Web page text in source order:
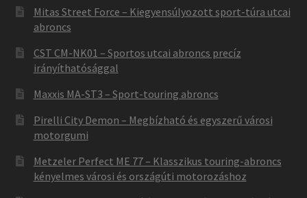
Mitas Street Force – Kiegyensúlyozott sport-túra utcai
abroncs
CST CM-NK01 – Sportos utcai abroncs precíz
irányíthatósággal
Maxxis MA-ST3 – Sport-touring abroncs
Pirelli City Demon – Megbízható és egyszerű városi
motorgumi
Metzeler Perfect ME 77 – Klasszikus touring-abroncs
kényelmes városi és országúti motorozáshoz